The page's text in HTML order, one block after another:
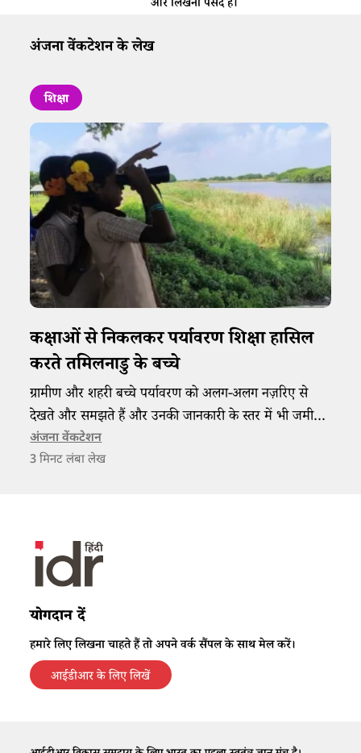
और लिखना पसंद है।
अंजना वेंकटेशन के लेख
शिक्षा
कक्षाओं से निकलकर पर्यावरण शिक्षा हासिल
करते तमिलनाडु के बच्चे
ग्रामीण और शहरी बच्चे पर्यावरण को अलग-अलग नज़रिए से
देखते और समझते हैं और उनकी जानकारी के स्तर में भी जमीन-
आसमान का फर्क दिखता है।
अंजना वेंकटेशन
3 मिनट लंबा लेख
योगदान दें
हमारे लिए लिखना चाहते हैं तो अपने वर्क सैंपल के साथ मेल करें।
आईडीआर के लिए लिखें